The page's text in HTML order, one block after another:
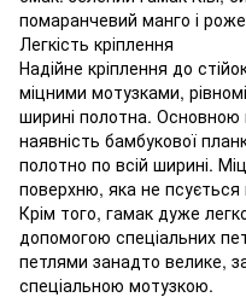
помаранчевий манго і
Легкість кріплення
Надійне кріплення до
міцними мотузками,
ширині полотна. Основною
наявність бамбукової
полотно по всій ширині.
поверхню, яка не
Крім того, гамак дуже
допомогою спеціальних
петлями занадто велике,
спеціальною мотузкою.